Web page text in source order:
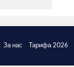
За нас Тарифа 2026